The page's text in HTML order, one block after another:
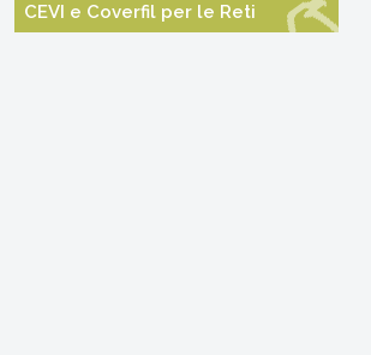
CEVI e Coverfil per le Reti